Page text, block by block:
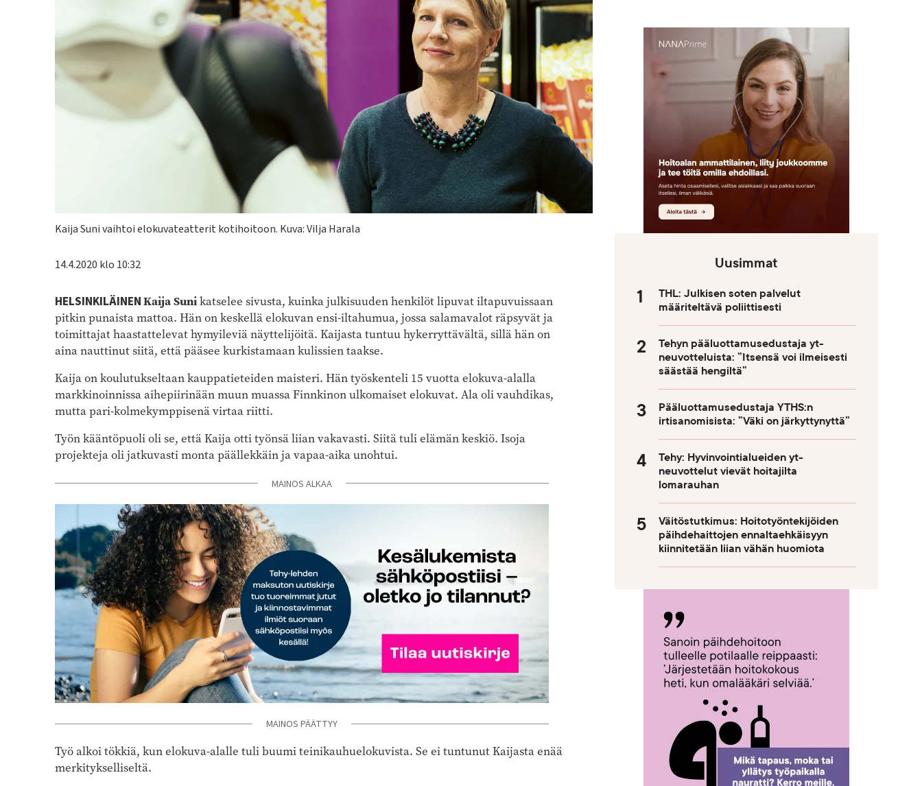
Kuvateksti
Kaija Suni vaihtoi elokuvateatterit kotihoitoon. Kuva: Vilja Harala
14.4.2020 klo 10:32
HELSINKILÄINENKaija Sunikatselee sivusta, kuinka julkisuuden henkilöt lipuvat iltapuvuissaan
pitkin punaista mattoa. Hän on keskellä elokuvan ensi-iltahumua, jossa salamavalot räpsyvät ja
toimittajat haastattelevat hymyileviä näyttelijöitä. Kaijasta tuntuu hykerryttävältä, sillä hän on
aina nauttinut siitä, että pääsee kurkistamaan kulissien taakse.
Kaija on koulutukseltaan kauppatieteiden maisteri. Hän työskenteli 15 vuotta elokuva-alalla
markkinoinnissa aihepiirinään muun muassa Finnkinon ulkomaiset elokuvat. Ala oli vauhdikas,
mutta pari-kolmekymppisenä virtaa riitti.
Työn kääntöpuoli oli se, että Kaija otti työnsä liian vakavasti. Siitä tuli elämän keskiö. Isoja
projekteja oli jatkuvasti monta päällekkäin ja vapaa-aika unohtui.
MAINOS ALKAA
MAINOS PÄÄTTYY
Työ alkoi tökkiä, kun elokuva-alalle tuli buumi teinikauhuelokuvista. Se ei tuntunut Kaijasta enää
merkitykselliseltä.
Uusimmat
THL: Julkisen soten palvelut
määriteltävä poliittisesti
Tehyn pääluottamusedustaja yt-
neuvotteluista: ”Itsensä voi ilmeisesti
säästää hengiltä”
Pääluottamusedustaja YTHS:n
irtisanomisista: ”Väki on järkyttynyttä”
Tehy: Hyvinvointialueiden yt-
neuvottelut vievät hoitajilta
lomarauhan
Väitöstutkimus: Hoitotyöntekijöiden
päihdehaittojen ennaltaehkäisyyn
kiinnitetään liian vähän huomiota